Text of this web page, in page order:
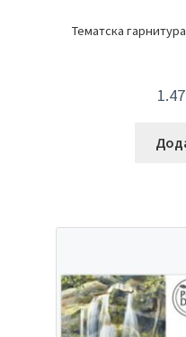
Тематска